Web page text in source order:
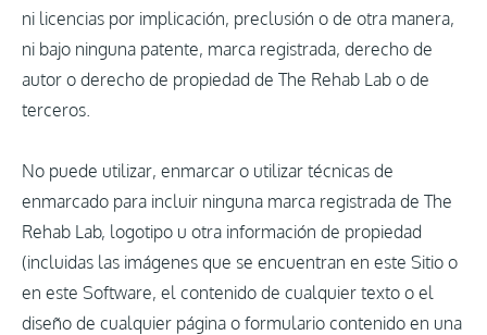
ni licencias por implicación, preclusión o de otra manera,
ni bajo ninguna patente, marca registrada, derecho de
autor o derecho de propiedad de The Rehab Lab o de
terceros.
No puede utilizar, enmarcar o utilizar técnicas de
enmarcado para incluir ninguna marca registrada de The
Rehab Lab, logotipo u otra información de propiedad
(incluidas las imágenes que se encuentran en este Sitio o
en este Software, el contenido de cualquier texto o el
diseño de cualquier página o formulario contenido en una